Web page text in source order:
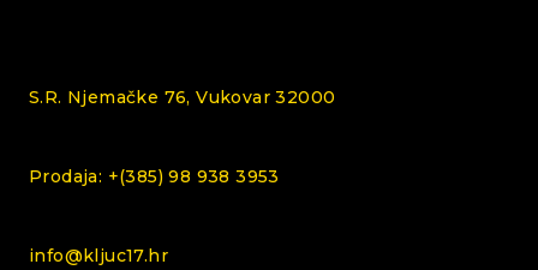
S.R. Njemačke 76, Vukovar 32000
Prodaja: +(385) 98 938 3953
info@kljuc17.hr